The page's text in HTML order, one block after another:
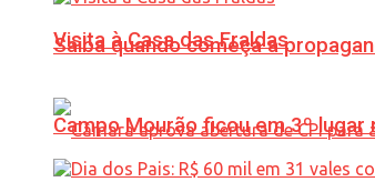
Saiba quando começa a
Visita à Casa das Fraldas
Campo Mourão ficou em 3º